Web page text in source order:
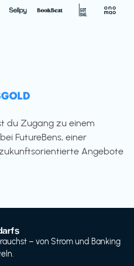
du Zugang zu einem
FutureBens, einer
Angebote
– von Strom und Banking